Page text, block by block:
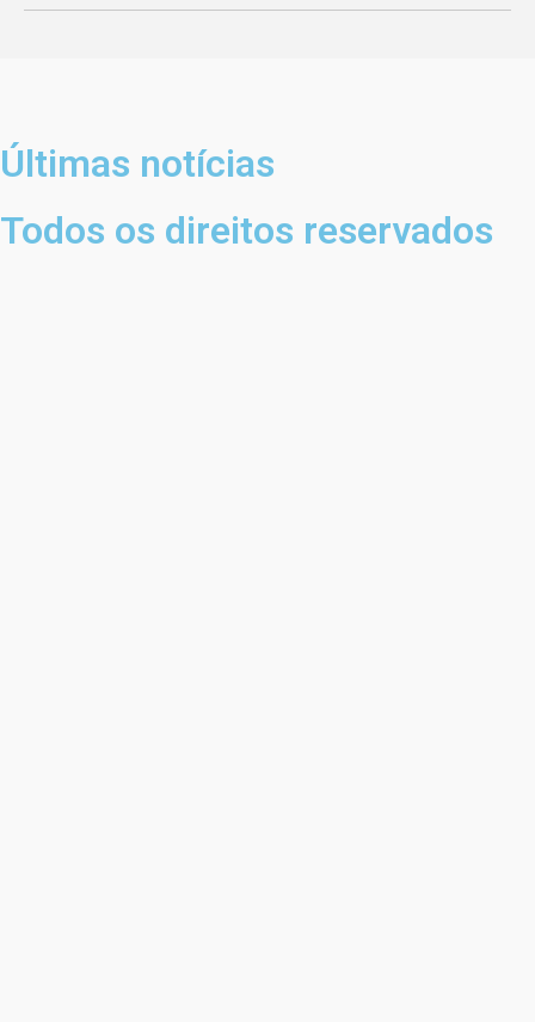
Últimas notícias
Todos os direitos reservados